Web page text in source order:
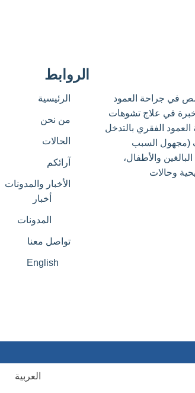
في جراحة العمود
عاماً من الخبرة في علاج تشوهات
الفقري بالتدخل
(مجهول السبب
والأطفال،
وحالات
الروابط
الرئيسية
من نحن
الحالات
آرائكم
الأخبار والمدونات
أخبار
المدونات
تواصل معنا
English
العربية